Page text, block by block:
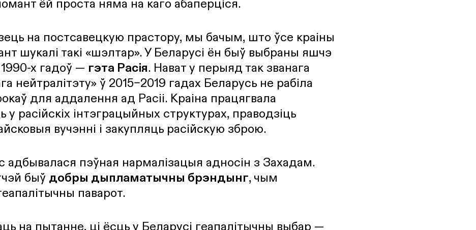
ёй проста няма на каго абаперціся.
на постсавецкую прастору, мы бачым, што ўсе краіны
шукалі такі «шэлтар». У Беларусі ён быў выбраны яшчэ
х гадоў — гэта Расія. Нават у перыяд так званага
нейтралітэту» ў 2015–2019 гадах Беларусь не рабіла
для аддалення ад Расіі. Краіна працягвала
у расійскіх інтэграцыйных структурах, праводзіць
вучэнні і закупляць расійскую зброю.
адбывалася пэўная нармалізацыя адносін з Захадам.
быў добры дыпламатычны брэндынг, чым
паварот.
на пытанне, ці ёсць у Беларусі геапалітычны выбар —